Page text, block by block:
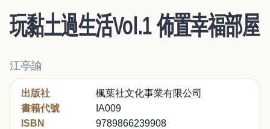
玩黏土過生活Vol.1 佈置幸福部屋
江亭諭
出版社
楓葉社文化事業有限公司
書籍代號
IA009
ISBN
9789866239908